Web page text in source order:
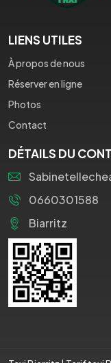
LIENS UTILES
À propos de nous
Réserver en ligne
Photos
Contact
DÉTAILS DU
0660301588
Biarritz